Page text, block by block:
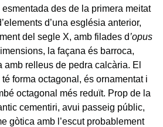
des de la primera meitat
d’una església anterior,
del segle X, amb filades d’opus
la façana és barroca,
amb relleus de pedra calcària. El
forma octagonal, és ornamentat i
octagonal més reduït. Prop de la
cementiri, avui passeig públic,
gòtica amb l’escut probablement